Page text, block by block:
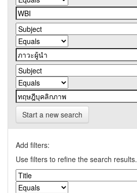
Start a new search
Add filters:
Use filters to refine the search results.